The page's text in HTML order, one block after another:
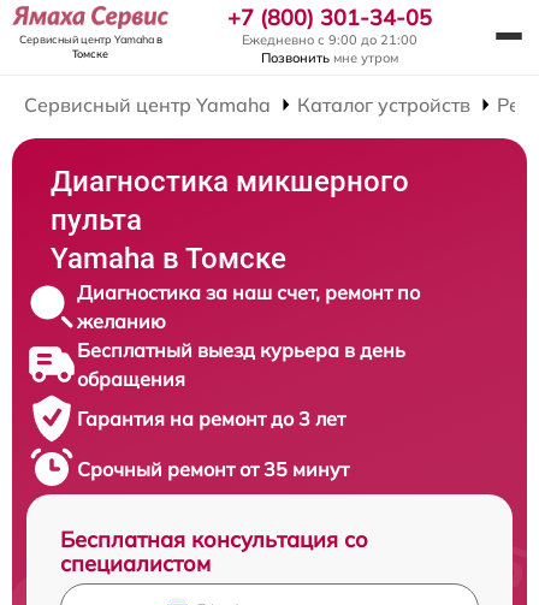
Сервисный центр Yamahaв
Томске
+7 (800) 301-34-05
Ежедневно с 9:00 до 21:00
Позвонить мне утром
Сервисный центр Yamaha Каталог устройств
Диагностика микшерного
пульта
Yamaha в Томске
Диагностика за наш счет, ремонт по
желанию
Бесплатный выезд курьера в день
обращения
Гарантия на ремонт до 3 лет
Срочный ремонт от 35 минут
Бесплатная консультация со
специалистом